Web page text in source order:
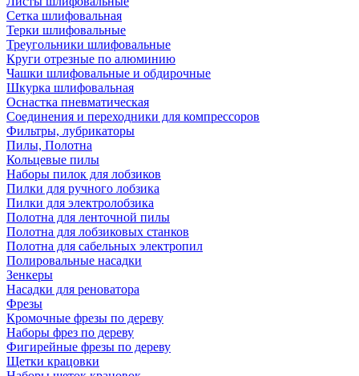
Сетка шлифовальная
Терки шлифовальные
Треугольники шлифовальные
Круги отрезные по алюминию
Чашки шлифовальные и обдирочные
Шкурка шлифовальная
Оснастка пневматическая
Соединения и переходники для компрессоров
Фильтры, лубрикаторы
Пилы, Полотна
Кольцевые пилы
Наборы пилок для лобзиков
Пилки для ручного лобзика
Пилки для электролобзика
Полотна для ленточной пилы
Полотна для лобзиковых станков
Полотна для сабельных электропил
Полировальные насадки
Зенкеры
Насадки для реноватора
Фрезы
Кромочные фрезы по дереву
Наборы фрез по дереву
Фигирейные фрезы по дереву
Щетки крацовки